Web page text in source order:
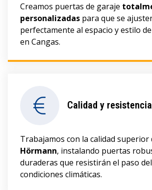
Creamos puertas de garaje
personalizadaspara que se
perfectamente al espacio y estilo
en Cangas.
Calidad y resistencia
Trabajamos con la calidad superior
Hörmann, instalando puertas
duraderas que resistirán el paso
condiciones climáticas.